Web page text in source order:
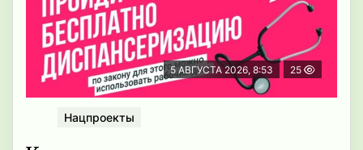
5 АВГУСТА 2026, 8:53 25
Нацпроекты